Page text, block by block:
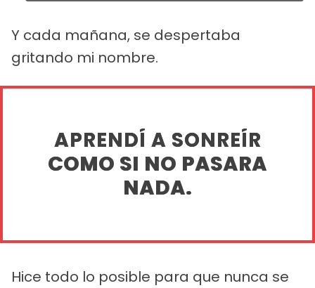
Y cada mañana, se despertaba
gritando mi nombre.
APRENDÍ A SONREÍR
COMO SI NO PASARA
NADA.
Hice todo lo posible para que nunca se